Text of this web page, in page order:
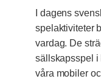
I dagens
spelaktiviteter
vardag. De
sällskapsspel i
våra mobiler